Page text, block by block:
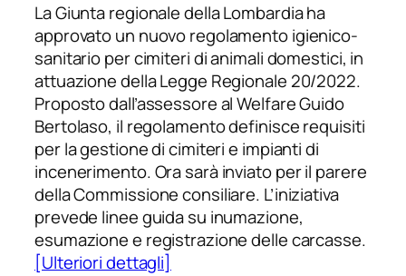
La Giunta regionale della Lombardia ha
approvato un nuovo regolamento igienico-
sanitario per cimiteri di animali domestici, in
attuazione della Legge Regionale 20/2022.
Proposto dall’assessore al Welfare Guido
Bertolaso, il regolamento definisce requisiti
per la gestione di cimiteri e impianti di
incenerimento. Ora sarà inviato per il parere
della Commissione consiliare. L’iniziativa
prevede linee guida su inumazione,
esumazione e registrazione delle carcasse.
[Ulteriori dettagli]